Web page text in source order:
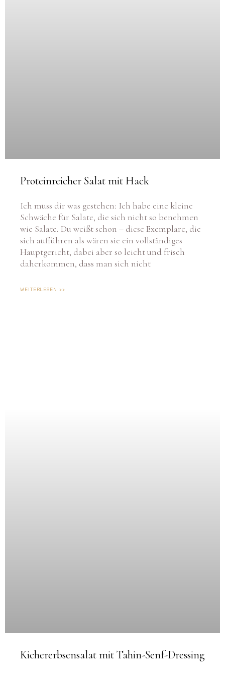
Proteinreicher Salat mit Hack
Ich muss dir was gestehen: Ich habe eine kleine
Schwäche für Salate, die sich nicht so benehmen
wie Salate. Du weißt schon – diese Exemplare, die
sich aufführen als wären sie ein vollständiges
Hauptgericht, dabei aber so leicht und frisch
daherkommen, dass man sich nicht
WEITERLESEN >>
Kichererbsensalat mit Tahin-Senf-Dressing